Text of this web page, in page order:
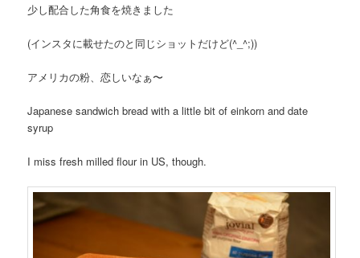
少し配合した角食を焼きました
(インスタに載せたのと同じショットだけど(^_^;))
アメリカの粉、恋しいなぁ〜
Japanese sandwich bread with a little bit of einkorn and date
syrup
I miss fresh milled flour in US, though.